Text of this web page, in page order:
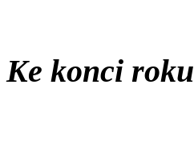
Ke konci roku